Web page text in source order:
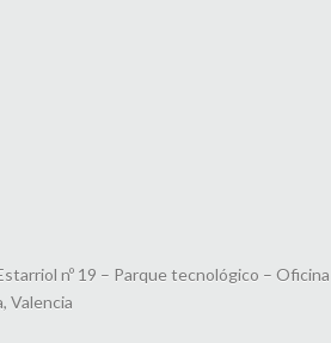
nº 19 – Parque tecnológico – Oficina
Valencia